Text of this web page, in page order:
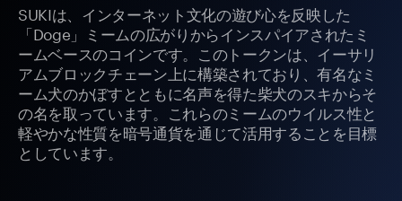
SUKIは、インターネット文化の遊び心を反映した
「Doge」ミームの広がりからインスパイアされたミ
ームベースのコインです。このトークンは、イーサリ
アムブロックチェーン上に構築されており、有名なミ
ーム犬のかぼすとともに名声を得た柴犬のスキからそ
の名を取っています。これらのミームのウイルス性と
軽やかな性質を暗号通貨を通じて活用することを目標
としています。